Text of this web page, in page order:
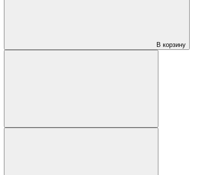
В корзину